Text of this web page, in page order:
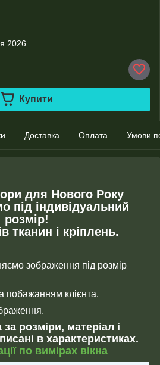
2026
Купити
Доставка Оплата Умови
для Нового Року
під індивідуальний
розмір!
тканин і кріплень.
зображення під розмір
побажанням клієнта.
за розміри, матеріал і
в характеристиках.
по вимірах вікна